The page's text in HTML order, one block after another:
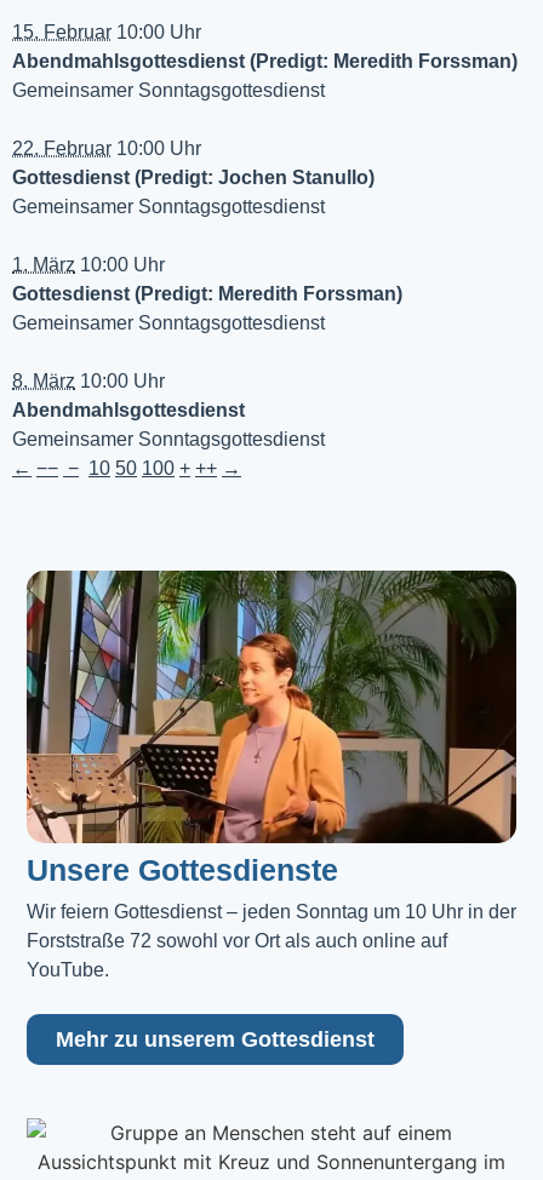
15. Februar 10:00 Uhr
Abendmahlsgottesdienst (Predigt: Meredith Forssman)
Gemeinsamer Sonntagsgottesdienst
22. Februar 10:00 Uhr
Gottesdienst (Predigt: Jochen Stanullo)
Gemeinsamer Sonntagsgottesdienst
1. März 10:00 Uhr
Gottesdienst (Predigt: Meredith Forssman)
Gemeinsamer Sonntagsgottesdienst
8. März 10:00 Uhr
Abendmahlsgottesdienst
Gemeinsamer Sonntagsgottesdienst
← −− − 10 50 100 + ++ →
Unsere Gottesdienste
Wir feiern Gottesdienst – jeden Sonntag um 10 Uhr in der
Forststraße 72 sowohl vor Ort als auch online auf
YouTube.
Mehr zu unserem Gottesdienst